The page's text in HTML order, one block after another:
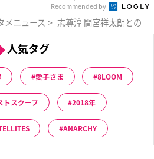
Recommended by
メニュース > 志尊淳 間宮祥太朗との
人気タグ
愛子さま 8LOOM
トスクープ 2018年
ANARCHY